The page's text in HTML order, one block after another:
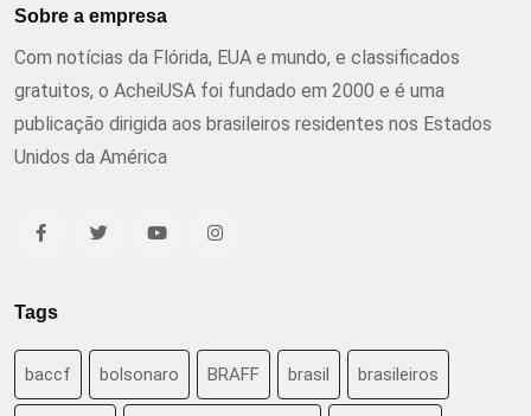
Sobre a empresa
Com notícias da Flórida, EUA e mundo, e classificados
gratuitos, o AcheiUSA foi fundado em 2000 e é uma
publicação dirigida aos brasileiros residentes nos Estados
Unidos da América
Tags
baccf bolsonaro BRAFF brasil brasileiros